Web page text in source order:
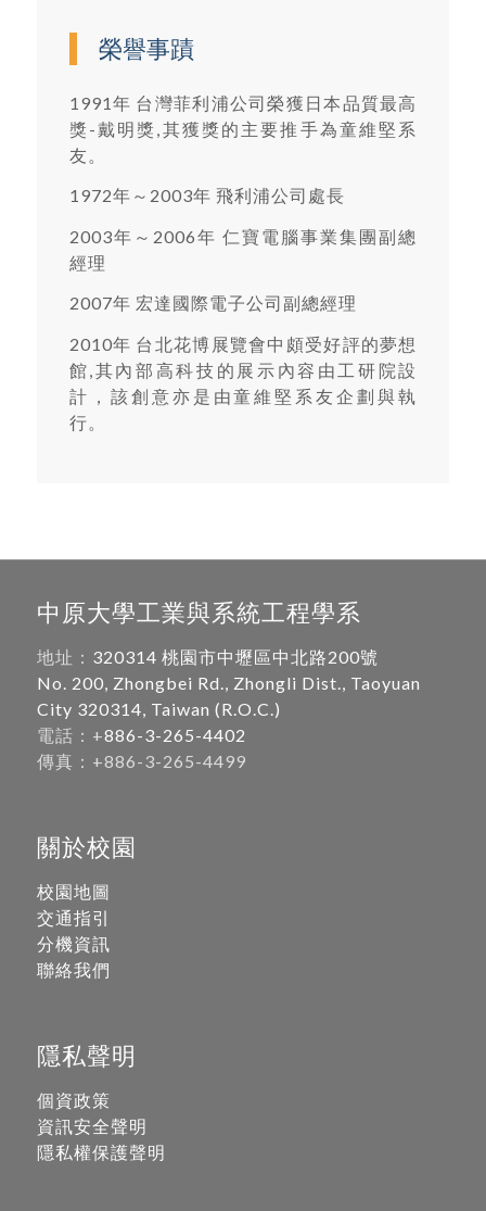
榮譽事蹟
1991年 台灣菲利浦公司榮獲日本品質最高
獎-戴明獎,其獲獎的主要推手為童維堅系
友。
1972年～2003年 飛利浦公司處長
2003年～2006年 仁寶電腦事業集團副總
經理
2007年 宏達國際電子公司副總經理
2010年 台北花博展覽會中頗受好評的夢想
館,其內部高科技的展示內容由工研院設
計，該創意亦是由童維堅系友企劃與執
行。
中原大學工業與系統工程學系
地址： 320314 桃園市中壢區中北路200號
No. 200, Zhongbei Rd., Zhongli Dist., Taoyuan
City 320314, Taiwan (R.O.C.)
電話：+886-3-265-4402
傳真：+886-3-265-4499
關於校園
校園地圖
交通指引
分機資訊
聯絡我們
隱私聲明
個資政策
資訊安全聲明
隱私權保護聲明